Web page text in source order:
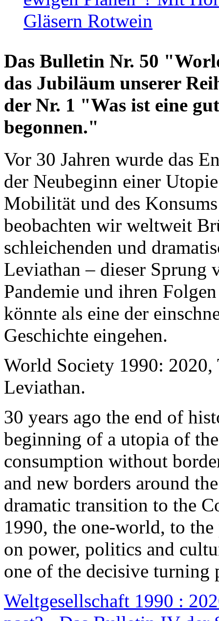
Gläsern Rotwein
Das Bulletin Nr. 50
das Jubiläum unserer
der Nr. 1 "Was ist eine
begonnen."
Vor 30 Jahren wurde das
der Neubeginn einer
Mobilität und des
beobachten wir weltweit
schleichenden und
Leviathan – dieser Sprung
Pandemie und ihren
könnte als eine der
Geschichte eingehen.
World Society 1990: 2020,
Leviathan.
30 years ago the end of
beginning of a utopia of
consumption without
and new borders around
dramatic transition to the
1990, the one-world, to the
on power, politics and
one of the decisive turning
Weltgesellschaft 1990 :